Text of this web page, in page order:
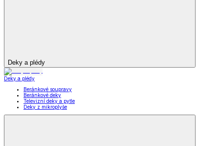
Deky a plédy
Deky a plédy
Beránkové soupravy
Beránkové deky
Televizní deky a pytle
Deky z mikroplyše